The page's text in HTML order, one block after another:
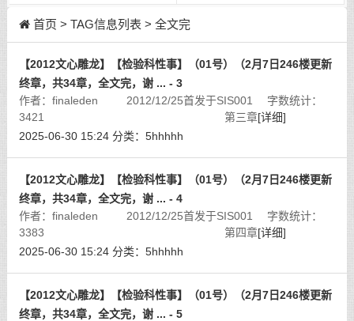
首页 > TAG信息列表 > 全文完
【2012文心雕龙】【检验科性事】（01号）（2月7日246楼更新
终章，共34章，全文完，谢 ... - 3
作者：finaleden 2012/12/25首发于SIS001 字数统计：
3421 第三章[详细]
2025-06-30 15:24 分类： 5hhhhh
【2012文心雕龙】【检验科性事】（01号）（2月7日246楼更新
终章，共34章，全文完，谢 ... - 4
作者：finaleden 2012/12/25首发于SIS001 字数统计：
3383 第四章[详细]
2025-06-30 15:24 分类： 5hhhhh
【2012文心雕龙】【检验科性事】（01号）（2月7日246楼更新
终章，共34章，全文完，谢 ... - 5